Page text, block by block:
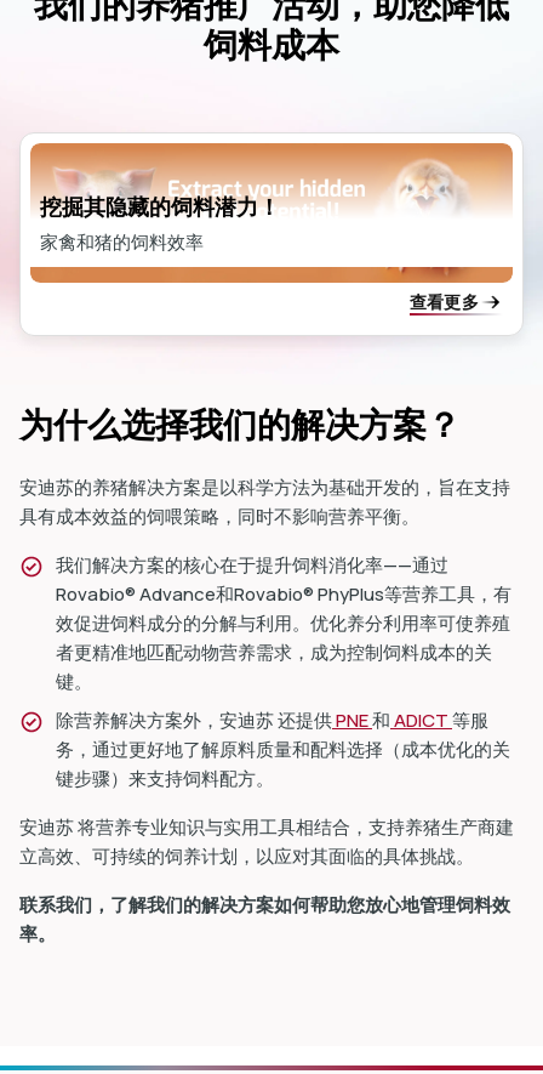
饲料成本
挖掘其隐藏的饲料潜力！
家禽和猪的饲料效率
查看更多
为什么选择我们的解决方案？
安迪苏的养猪解决方案是以科学方法为基础开发的，旨在支持
具有成本效益的饲喂策略，同时不影响营养平衡。
我们解决方案的核心在于提升饲料消化率——通过
Rovabio® Advance和Rovabio® PhyPlus等营养工具，有
效促进饲料成分的分解与利用。优化养分利用率可使养殖
者更精准地匹配动物营养需求，成为控制饲料成本的关
键。
除营养解决方案外，安迪苏 还提供PNE和ADICT等服
务，通过更好地了解原料质量和配料选择（成本优化的关
键步骤）来支持饲料配方。
安迪苏 将营养专业知识与实用工具相结合，支持养猪生产商建
立高效、可持续的饲养计划，以应对其面临的具体挑战。
联系我们，了解我们的解决方案如何帮助您放心地管理饲料效
率。